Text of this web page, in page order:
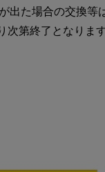
出た場合の交換等
次第終了となりま